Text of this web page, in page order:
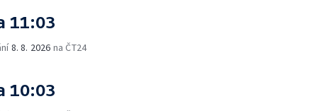
11:03
8. 8. 2026 na ČT24
10:03